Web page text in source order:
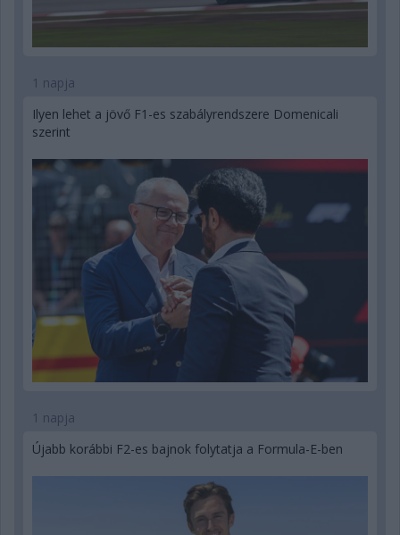
1 napja
Ilyen lehet a jövő F1-es szabályrendszere Domenicali
szerint
1 napja
Újabb korábbi F2-es bajnok folytatja a Formula-E-ben